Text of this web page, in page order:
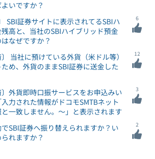
いですか？
SBI証券サイトに表示されてるSBIハ
高と、当社のSBIハイブリッド預金
なぜですか？
6
〕 当社に預けている外貨（米ドル等）
め、外貨のままSBI証券に送金した
12
〕外貨即時口振サービスをお申込みい
力された情報がドコモSMTBネット
一致しません。～」と表示されます
3
SBI証券へ振り替えられますか？い
れますか？
2